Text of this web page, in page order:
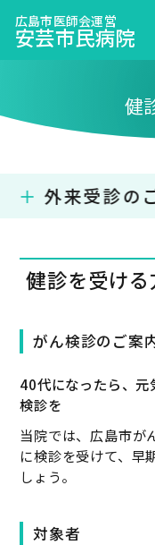
広島市医師会運営
安芸市民病院
健
＋ 外来受診の
健診を受ける
がん検診のご案
40代になったら、元
検診を
当院では、広島市が
に検診を受けて、早
しょう。
対象者